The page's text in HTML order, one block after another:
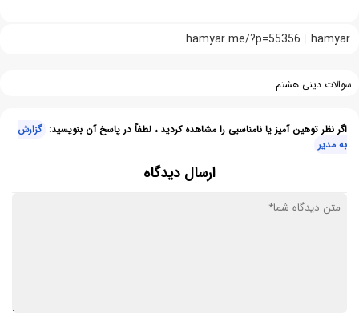
hamyar
hamyar.me/?p=55356
سوالات دینی هشتم
اگر نظر توهین آمیز یا نامناسبی را مشاهده کردید ، لطفاً در پاسخ آن بنویسید: گزارش
به مدیر
ارسال دیدگاه